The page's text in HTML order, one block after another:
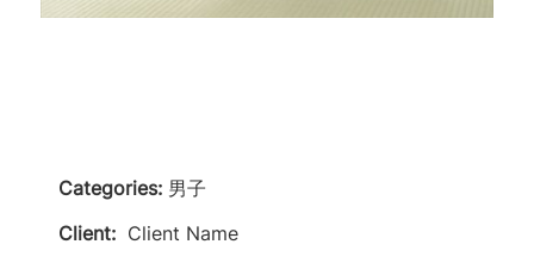
Categories: 男子
Client: Client Name